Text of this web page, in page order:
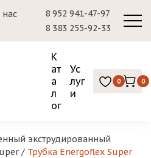
8 952 941-47-97
8 383 255-92-33
К
ат
а
л
ог
Ус
луг
и
0 0
экструдированный
/ Трубка Energoflex Super